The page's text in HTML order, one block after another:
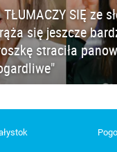
TŁUMACZY SIĘ ze
się jeszcze
straciła